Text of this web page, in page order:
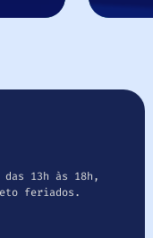
das 13h às 18h,
feriados.